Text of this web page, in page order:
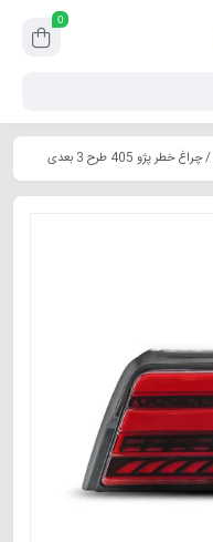
0
/ چراغ خطر پژو 405 طرح 3 بعدی